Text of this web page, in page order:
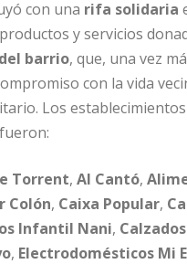
con una rifa solidaria
y servicios
barrio, que, una vez
con la vida
Los establecimientos
Torrent, Al Cantó,
Colón, Caixa Popular,
Infantil Nani,
, Electrodomésticos Mi